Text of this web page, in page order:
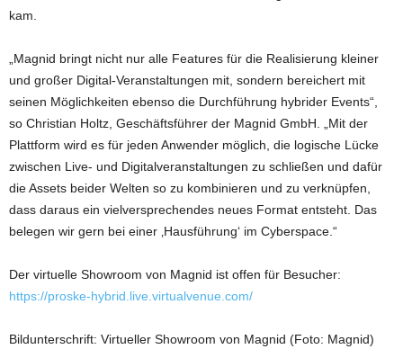
kam.
„Magnid bringt nicht nur alle Features für die Realisierung kleiner
und großer Digital-Veranstaltungen mit, sondern bereichert mit
seinen Möglichkeiten ebenso die Durchführung hybrider Events“,
so Christian Holtz, Geschäftsführer der Magnid GmbH. „Mit der
Plattform wird es für jeden Anwender möglich, die logische Lücke
zwischen Live- und Digitalveranstaltungen zu schließen und dafür
die Assets beider Welten so zu kombinieren und zu verknüpfen,
dass daraus ein vielversprechendes neues Format entsteht. Das
belegen wir gern bei einer ‚Hausführung‘ im Cyberspace.“
Der virtuelle Showroom von Magnid ist offen für Besucher:
https://proske-hybrid.live.virtualvenue.com/
Bildunterschrift: Virtueller Showroom von Magnid (Foto: Magnid)